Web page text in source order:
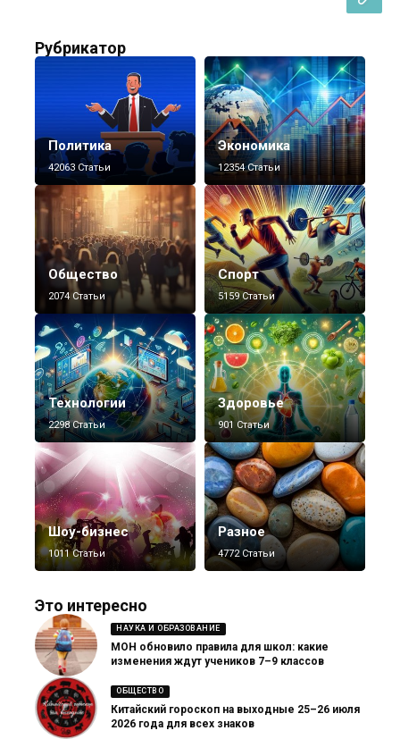
Рубрикатор
Политика
42063 Статьи
Экономика
12354 Статьи
Общество
2074 Статьи
Спорт
5159 Статьи
Технологии
2298 Статьи
Здоровье
901 Статьи
Шоу-бизнес
1011 Статьи
Разное
4772 Статьи
Это интересно
НАУКА И ОБРАЗОВАНИЕ
МОН обновило правила для школ: какие
изменения ждут учеников 7–9 классов
ОБЩЕСТВО
Китайский гороскоп на выходные 25–26 июля
2026 года для всех знаков